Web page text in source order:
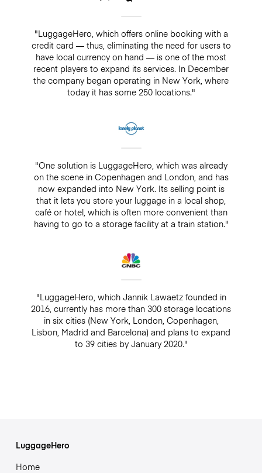
"LuggageHero, which offers online booking with a
credit card — thus, eliminating the need for users to
have local currency on hand — is one of the most
recent players to expand its services. In December
the company began operating in New York, where
today it has some 250 locations."
"One solution is LuggageHero, which was already
on the scene in Copenhagen and London, and has
now expanded into New York. Its selling point is
that it lets you store your luggage in a local shop,
café or hotel, which is often more convenient than
having to go to a storage facility at a train station."
"LuggageHero, which Jannik Lawaetz founded in
2016, currently has more than 300 storage locations
in six cities (New York, London, Copenhagen,
Lisbon, Madrid and Barcelona) and plans to expand
to 39 cities by January 2020."
LuggageHero
Home